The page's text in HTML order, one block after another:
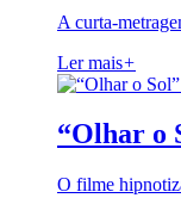
A curta-
Ler mais+
“Olhar o
O filme